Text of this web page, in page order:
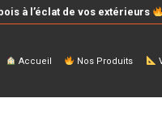
à l’éclat de vos extérieurs
Accueil Nos Produits